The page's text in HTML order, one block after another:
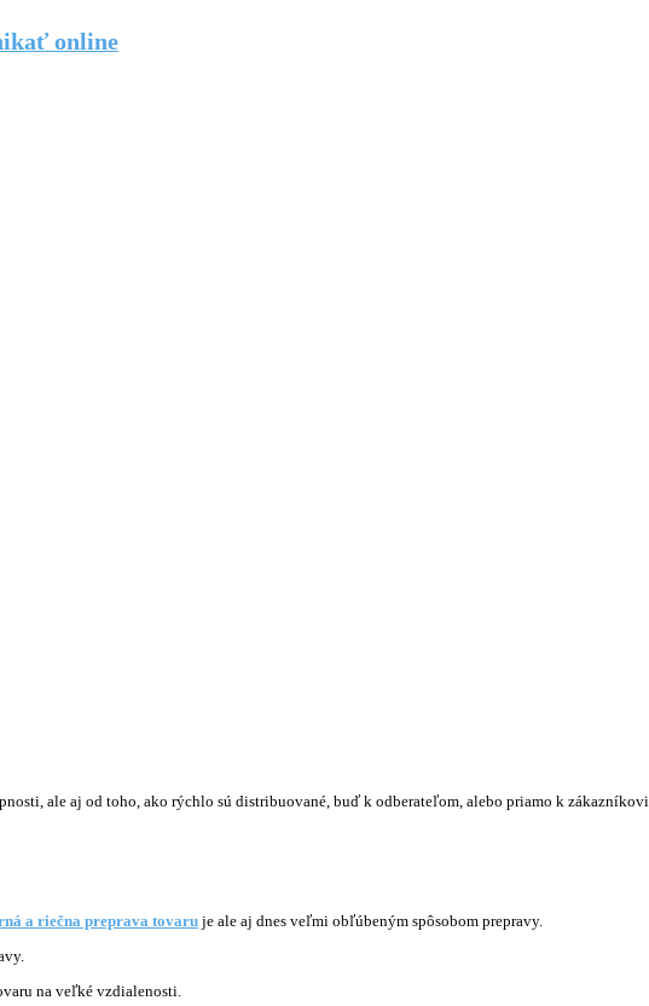
online
ale aj od toho, ako rýchlo sú distribuované, buď k odberateľom, alebo priamo k zákazníkovi.
a riečna preprava tovaru je ale aj dnes veľmi obľúbeným spôsobom prepravy.
na veľké vzdialenosti.